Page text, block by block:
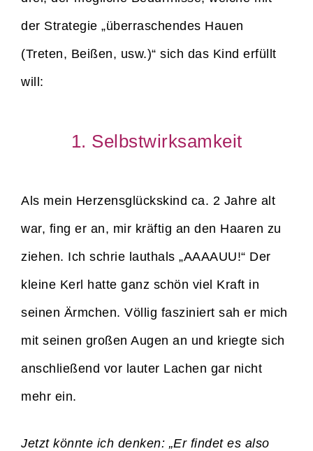
der Strategie „überraschendes Hauen
(Treten, Beißen, usw.)“ sich das Kind erfüllt
will:
1. Selbstwirksamkeit
Als mein Herzensglückskind ca. 2 Jahre alt
war, fing er an, mir kräftig an den Haaren zu
ziehen. Ich schrie lauthals „AAAAUU!“ Der
kleine Kerl hatte ganz schön viel Kraft in
seinen Ärmchen. Völlig fasziniert sah er mich
mit seinen großen Augen an und kriegte sich
anschließend vor lauter Lachen gar nicht
mehr ein.
Jetzt könnte ich denken: „Er findet es also